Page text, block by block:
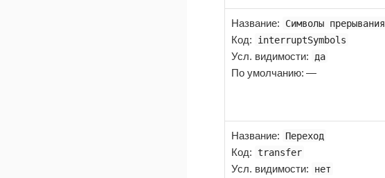
Название: Символы прерывания
Код: interruptSymbols
Усл. видимости: да
По умолчанию: —
Название: Переход
Код: transfer
Усл. видимости: нет